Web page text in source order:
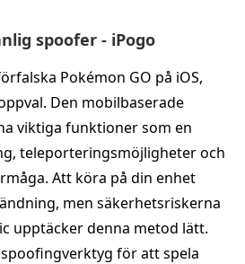
spoofer - iPogo
Pokémon GO på iOS,
Den mobilbaserade
viktiga funktioner som en
teleporteringsmöjligheter och
Att köra på din enhet
men säkerhetsriskerna
upptäcker denna metod lätt.
för att spela